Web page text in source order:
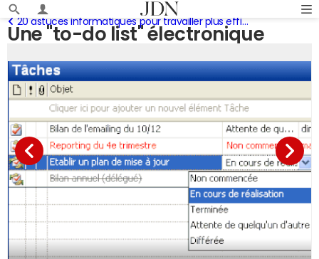
Une "to-do list" électronique
20 astuces informatiques pour travailler plus efficacement